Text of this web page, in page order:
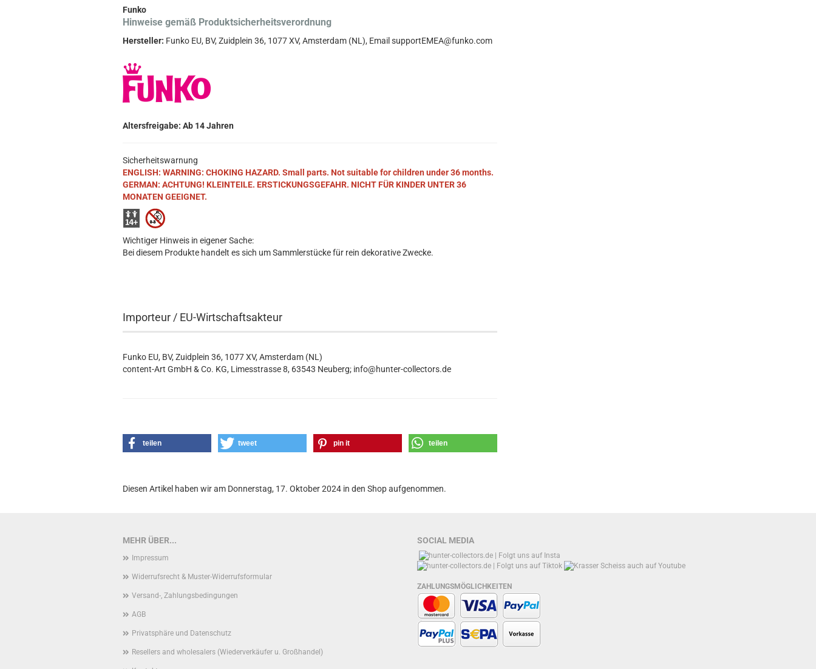
Funko
Hinweise gemäß Produktsicherheitsverordnung
Hersteller: Funko EU, BV, Zuidplein 36, 1077 XV, Amsterdam (NL), Email supportEMEA@funko.com
Altersfreigabe: Ab 14 Jahren
Sicherheitswarnung
ENGLISH: WARNING: CHOKING HAZARD. Small parts. Not suitable for children under 36 months.
GERMAN: ACHTUNG! KLEINTEILE. ERSTICKUNGSGEFAHR. NICHT FÜR KINDER UNTER 36
MONATEN GEEIGNET.
Wichtiger Hinweis in eigener Sache:
Bei diesem Produkte handelt es sich um Sammlerstücke für rein dekorative Zwecke.
Importeur / EU-Wirtschaftsakteur
Funko EU, BV, Zuidplein 36, 1077 XV, Amsterdam (NL)
content-Art GmbH & Co. KG, Limesstrasse 8, 63543 Neuberg; info@hunter-collectors.de
teilen tweet pin it teilen
Diesen Artikel haben wir am Donnerstag, 17. Oktober 2024 in den Shop aufgenommen.
MEHR ÜBER...
Impressum
Widerrufsrecht & Muster-Widerrufsformular
Versand-, Zahlungsbedingungen
AGB
Privatsphäre und Datenschutz
Resellers and wholesalers (Wiederverkäufer u. Großhandel)
SOCIAL MEDIA
ZAHLUNGSMÖGLICHKEITEN